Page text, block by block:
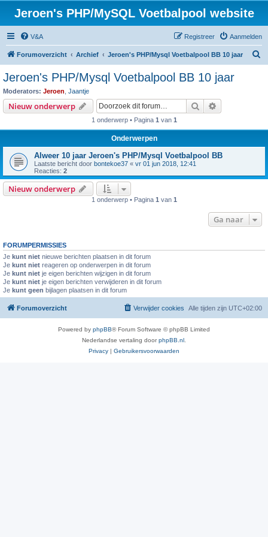
Jeroen's PHP/MySQL Voetbalpool website
V&A Aanmelden
Registreer
Forumoverzicht Archief Jeroen's PHP/Mysql Voetbalpool BB 10 jaar
Jeroen's PHP/Mysql Voetbalpool BB 10 jaar
Moderators: Jeroen Jaantje
Nieuw onderwerp Zoek
1 onderwerp • Pagina 1 van 1
Onderwerpen
Alweer 10 jaar Jeroen's PHP/Mysql Voetbalpool BB
Laatste bericht door bontekoe37 « vr 01 jun 2018, 12:41
Reacties: 2
Nieuw onderwerp
1 onderwerp • Pagina 1 van 1
Ga naar
FORUMPERMISSIES
Je kunt niet nieuwe berichten plaatsen in dit forum
Je kunt niet reageren op onderwerpen in dit forum
Je kunt niet je eigen berichten wijzigen in dit forum
Je kunt niet je eigen berichten verwijderen in dit forum
Je kunt geen bijlagen plaatsen in dit forum
Forumoverzicht Alle tijden zijn UTC+02:00
Verwijder cookies
Powered by phpBB® Forum Software © phpBB Limited
Nederlandse vertaling doorphpBB.nl
Privacy | Gebruikersvoorwaarden